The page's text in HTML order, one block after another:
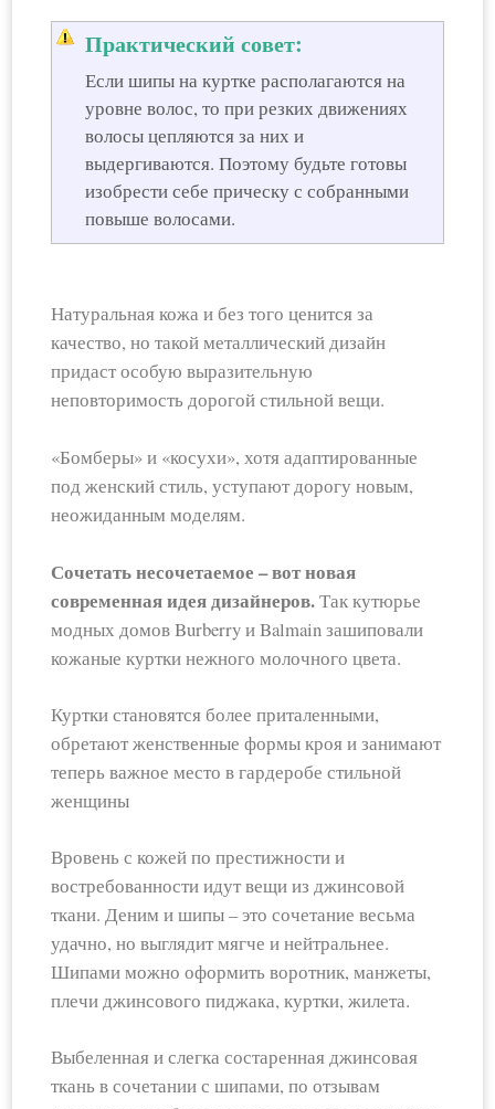
Практический совет:
Если шипы на куртке располагаются на
уровне волос, то при резких движениях
волосы цепляются за них и
выдергиваются. Поэтому будьте готовы
изобрести себе прическу с собранными
повыше волосами.
Натуральная кожа и без того ценится за
качество, но такой металлический дизайн
придаст особую выразительную
неповторимость дорогой стильной вещи.
«Бомберы» и «косухи», хотя адаптированные
под женский стиль, уступают дорогу новым,
неожиданным моделям.
Сочетать несочетаемое – вот новая
современная идея дизайнеров.Так кутюрье
модных домов Burberry и Balmain зашиповали
кожаные куртки нежного молочного цвета.
Куртки становятся более приталенными,
обретают женственные формы кроя и занимают
теперь важное место в гардеробе стильной
женщины
Вровень с кожей по престижности и
востребованности идут вещи из джинсовой
ткани. Деним и шипы – это сочетание весьма
удачно, но выглядит мягче и нейтральнее.
Шипами можно оформить воротник, манжеты,
плечи джинсового пиджака, куртки, жилета.
Выбеленная и слегка состаренная джинсовая
ткань в сочетании с шипами, по отзывам